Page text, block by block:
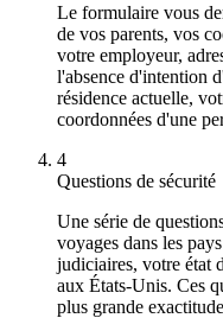
Le formulaire vous
de vos parents, vos
votre employeur,
l'absence d'intention
résidence actuelle,
coordonnées d'une
4
Questions de sécurité
Une série de
voyages dans les
judiciaires, votre état
aux États-Unis. Ces
plus grande